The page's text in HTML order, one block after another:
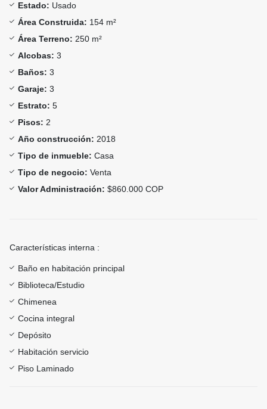
Estado: Usado
Área Construida: 154 m²
Área Terreno: 250 m²
Alcobas: 3
Baños: 3
Garaje: 3
Estrato: 5
Pisos: 2
Año construcción: 2018
Tipo de inmueble: Casa
Tipo de negocio: Venta
Valor Administración: $860.000 COP
Características interna :
Baño en habitación principal
Biblioteca/Estudio
Chimenea
Cocina integral
Depósito
Habitación servicio
Piso Laminado